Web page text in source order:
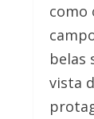
como
belas
vista